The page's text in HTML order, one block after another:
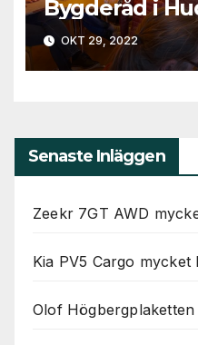
Bygderåd i
OKT 29, 2022
Senaste Inläggen
Zeekr 7GT AWD
Kia PV5 Cargo mycket
Olof